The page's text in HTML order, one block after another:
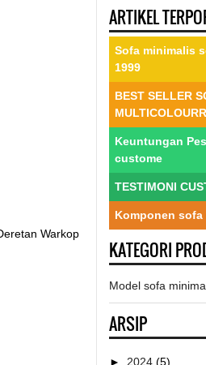
Warkop
ARTIKEL
Sofa minimalis
1999
BEST SELLER
Keuntungan
custome
TESTIMONI
Komponen
KATEGORI
Model sofa
ARSIP
► 2024 (5)